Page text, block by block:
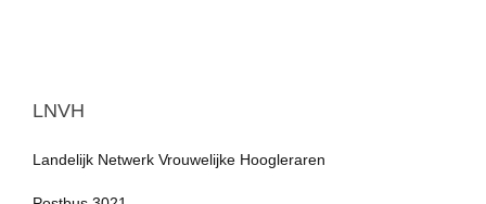
LNVH
Landelijk Netwerk Vrouwelijke Hoogleraren